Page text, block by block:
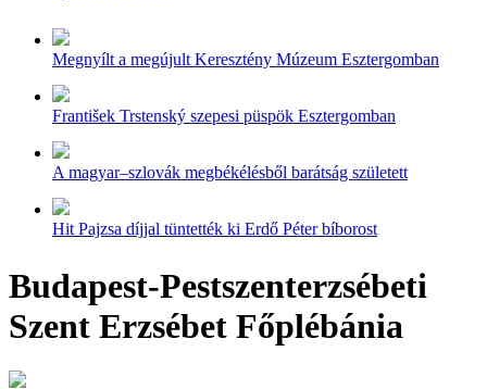
Megnyílt a megújult Keresztény Múzeum Esztergomban
František Trstenský szepesi püspök Esztergomban
A magyar–szlovák megbékélésből barátság született
Hit Pajzsa díjjal tüntették ki Erdő Péter bíborost
Budapest-Pestszenterzsébeti
Szent Erzsébet Főplébánia